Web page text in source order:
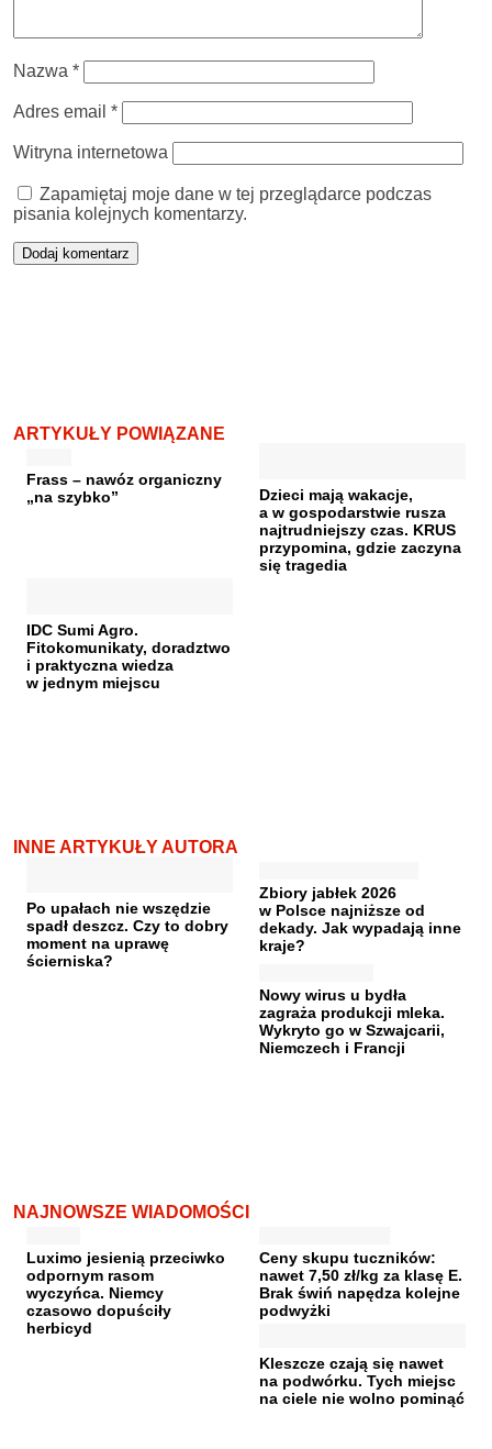
Nazwa *
Adres email *
Witryna internetowa
Zapamiętaj moje dane w tej przeglądarce podczas
pisania kolejnych komentarzy.
ARTYKUŁY POWIĄZANE
Frass – nawóz organiczny
„na szybko”
Dzieci mają wakacje,
a w gospodarstwie rusza
najtrudniejszy czas. KRUS
przypomina, gdzie zaczyna
się tragedia
IDC Sumi Agro.
Fitokomunikaty, doradztwo
i praktyczna wiedza
w jednym miejscu
INNE ARTYKUŁY AUTORA
Po upałach nie wszędzie
spadł deszcz. Czy to dobry
moment na uprawę
ścierniska?
Zbiory jabłek 2026
w Polsce najniższe od
dekady. Jak wypadają inne
kraje?
Nowy wirus u bydła
zagraża produkcji mleka.
Wykryto go w Szwajcarii,
Niemczech i Francji
NAJNOWSZE WIADOMOŚCI
Luximo jesienią przeciwko
odpornym rasom
wyczyńca. Niemcy
czasowo dopuściły
herbicyd
Ceny skupu tuczników:
nawet 7,50 zł/kg za klasę E.
Brak świń napędza kolejne
podwyżki
Kleszcze czają się nawet
na podwórku. Tych miejsc
na ciele nie wolno pominąć